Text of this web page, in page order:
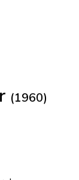
(1960)